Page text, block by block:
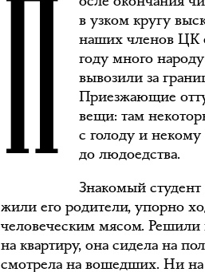
П
в узком кругу
наших членов ЦК
году много
вывозили за
Приезжающие
вещи: там
с голоду и
до людоедства.
Знакомый студент
жили его родители, упорно
человеческим мясом. Решили
на квартиру, она сидела на
смотрела на вошедших. Ни на